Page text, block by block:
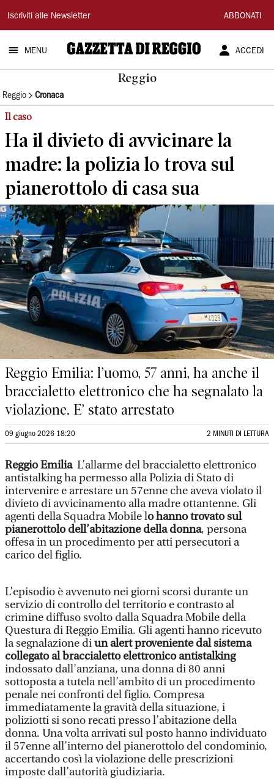
Gazzetta
di
Reggio
Iscriviti alle Newsletter ABBONATI
MENU ACCEDI
Reggio
Reggio Cronaca
Il caso
Ha il divieto di avvicinare la
madre: la polizia lo trova sul
pianerottolo di casa sua
Reggio Emilia: l’uomo, 57 anni, ha anche il
braccialetto elettronico che ha segnalato la
violazione. E’ stato arrestato
09 giugno 2026 18:20 2 MINUTI DI LETTURA
Reggio Emilia L’allarme del braccialetto elettronico
antistalking ha permesso alla Polizia di Stato di
intervenire e arrestare un 57enne che aveva violato il
divieto di avvicinamento alla madre ottantenne. Gli
agenti della Squadra Mobile lo hanno trovato sul
pianerottolo dell’abitazione della donna, persona
offesa in un procedimento per atti persecutori a
carico del figlio.
L’episodio è avvenuto nei giorni scorsi durante un
servizio di controllo del territorio e contrasto al
crimine diffuso svolto dalla Squadra Mobile della
Questura di Reggio Emilia. Gli agenti hanno ricevuto
la segnalazione diun alert proveniente dal sistema
collegato al braccialetto elettronico antistalking
indossato dall’anziana, una donna di 80 anni
sottoposta a tutela nell’ambito di un procedimento
penale nei confronti del figlio. Compresa
immediatamente la gravità della situazione, i
poliziotti si sono recati presso l’abitazione della
donna. Una volta arrivati sul posto hanno individuato
il 57enne all’interno del pianerottolo del condominio,
accertando così la violazione delle prescrizioni
imposte dall’autorità giudiziaria.